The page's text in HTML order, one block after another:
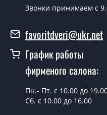
кроме воскресенья.
Стоимость установки
Можно на
Звонки принимаем c
favoritdveri@ukr.net
График работы
фирменого салона:
Пн.- Пт. с 10.00 до
Сб. с 10.00 до 16.00